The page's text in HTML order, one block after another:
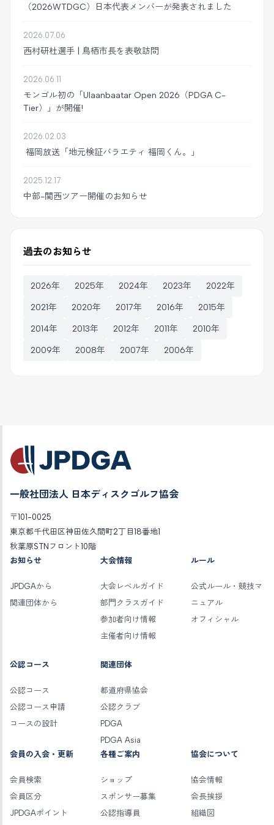
（2026WTDGC）日本代表メンバーが発表されました
2026.07.06
西村研杜選手 | 鳥栖市長を表敬訪問
2026.06.11
モンゴル初の「Ulaanbaatar Open 2026（PDGA C-
Tier）」が開催!
2026.02.03
福岡放送「地元検証バラエティ 福岡くん。」
2025.12.17
中部-関西ツアー開催のお知らせ
過去のお知らせ
2026年 2025年 2024年 2023年 2022年
2021年 2020年 2017年 2016年 2015年
2014年 2013年 2012年 2011年 2010年
2009年 2008年 2007年 2006年
一般社団法人 日本ディスクゴルフ協会
〒101-0025
東京都千代田区神田佐久間町2丁目18番地1
秋葉原STNフロント10階
お知らせ
JPDGAから
関連団体から
大会情報
大会レベルガイド
部門クラスガイド
参加者向け情報
主催者向け情報
ルール
公式ルール・競技マ
ニュアル
オフィシャル
公認コース
公認コース
公認コース申請
コースの設計
関連団体
都道府県協会
公認クラブ
PDGA
PDGA Asia
会員の入会・更新
会員検索
会員区分
JPDGAポイント
各種ご案内
ショップ
スポンサー募集
公認指導員
協会について
協会情報
会長挨拶
組織図